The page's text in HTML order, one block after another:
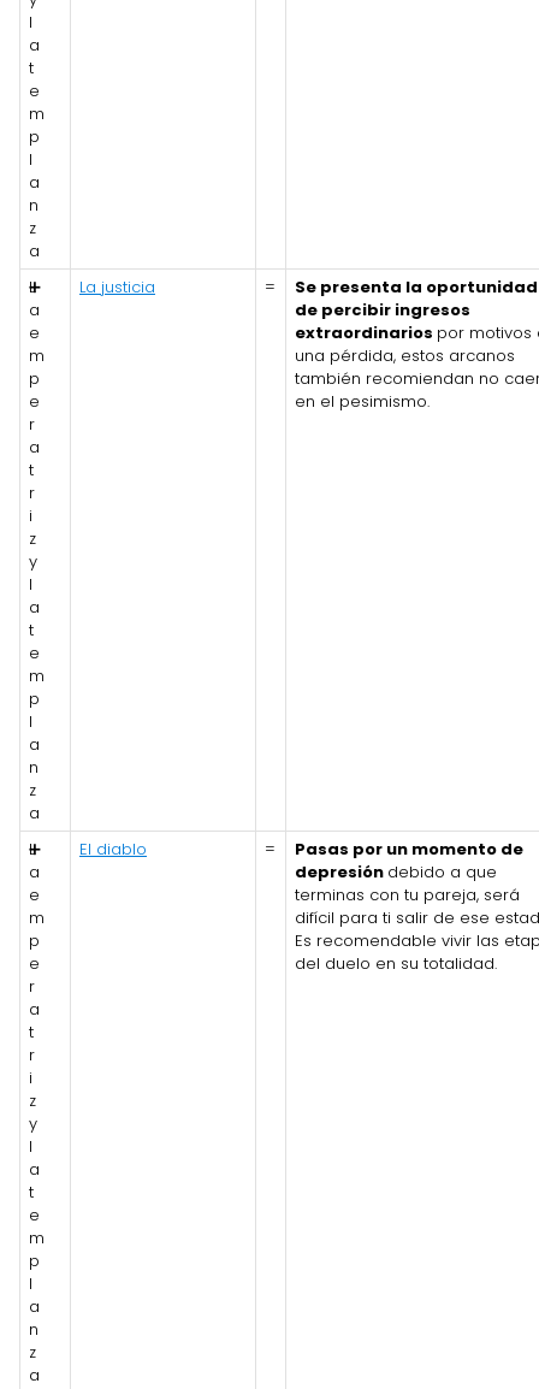
l
a
t
e
m
p
l
a
n
z
a
L
a
e
m
p
e
r
a
t
r
i
z
y
l
a
t
e
m
p
l
a
n
z
a
➕ La justicia =
Se presenta la oportunidad
de percibir ingresos
extraordinarios por motivos
una pérdida, estos arcanos
también recomiendan no
en el pesimismo.
L
a
e
m
p
e
r
a
t
r
i
z
y
l
a
t
e
m
p
l
a
n
z
a
➕ El diablo =
Pasas por un momento de
depresión debido a que
terminas con tu pareja, será
difícil para ti salir de ese
Es recomendable vivir las
del duelo en su totalidad.